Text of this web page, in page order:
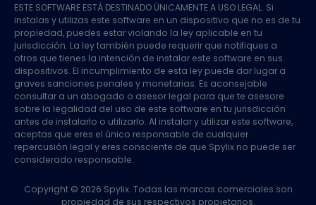
ESTE SOFTWARE ESTÁ DESTINADO ÚNICAMENTE A USO LEGAL. Si
instalas y utilizas este software en un dispositivo que no es de tu
propiedad, puedes estar violando la ley aplicable en tu
jurisdicción. La ley también puede requerir que notifiques a
otros que tienes la intención de instalar este software en sus
dispositivos. El incumplimiento de esta ley puede dar lugar a
graves sanciones penales y monetarias. Es aconsejable
consultar a un abogado o asesor legal para que te asesore
sobre la legalidad del uso de este software en tu jurisdicción
antes de instalarlo o utilizarlo. Al instalar y utilizar este software,
aceptas que eres el único responsable de cualquier
repercusión legal y eres consciente de que Spylix no puede ser
considerado responsable.
Copyright © 2026 Spylix. Todas las marcas comerciales son
propiedad de sus respectivos propietarios.